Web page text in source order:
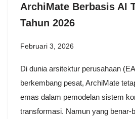
ArchiMate Berbasis AI
Tahun 2026
Februari 3, 2026
Di dunia arsitektur perusahaan
berkembang pesat, ArchiMate
emas dalam pemodelan sistem
transformasi. Namun yang benar-